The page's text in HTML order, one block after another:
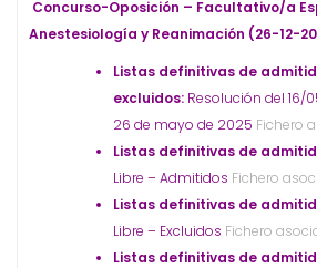
Concurso-Oposición – Facultativo/a
Anestesiología y Reanimación (26-12-
Listas definitivas de
excluidos: Resolución del 16/
26 de mayo de 2025 Fichero
Listas definitivas de
Libre – Admitidos Fichero
Listas definitivas de
Libre – Excluidos Fichero
Listas definitivas de